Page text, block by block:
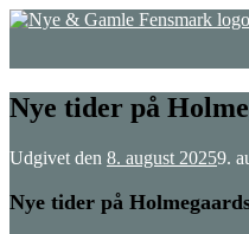
Gå
Nye tider på
Udgivet den 8. august 20259.
Nye tider på